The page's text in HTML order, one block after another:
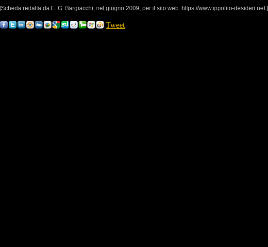
[Scheda redatta da E. G. Bargiacchi, nel giugno 2009, per il sito web: https://www.ippolito-desideri.net ]
Tweet